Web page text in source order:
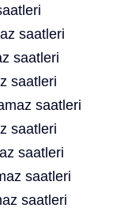
saatleri
saatleri
saatleri
saatleri
saatleri
saatleri
saatleri
saatleri